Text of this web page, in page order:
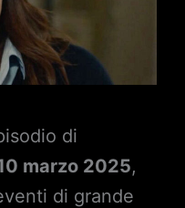
di
marzo 2025,
di grande